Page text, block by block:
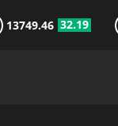
13749.46 32.19